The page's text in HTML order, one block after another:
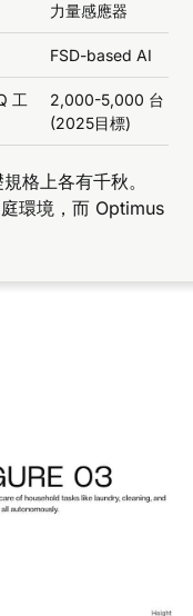
力量感應器
FSD-based AI
工
2,000-5,000 台
(2025目標)
格上各有千秋。
環境，而 Optimus